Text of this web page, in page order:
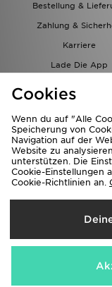
Bestellung &
Zahlung &
Karriere
Lade Die App
Wir
Cookies
Wenn du auf "Alle
Speicherung von
Navigation auf der
Website zu
unterstützen. Die
Cookie-Einstellungen
Cookie-Richtlinien an.